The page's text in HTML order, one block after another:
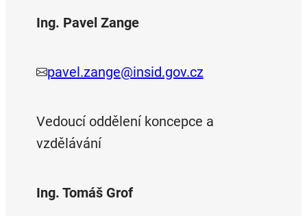
Ing. Pavel Zange
pavel.zange@insid.gov.cz
Vedoucí oddělení koncepce a
vzdělávání
Ing. Tomáš Grof